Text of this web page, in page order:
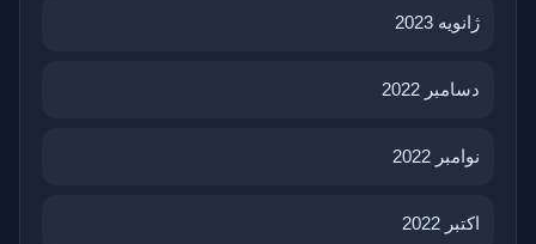
ژانویه 2023
دسامبر 2022
نوامبر 2022
اکتبر 2022